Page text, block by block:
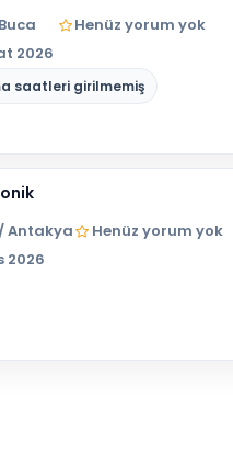
Henüz yorum yok
2026
saatleri girilmemiş
Antakya
Henüz yorum yok
2026